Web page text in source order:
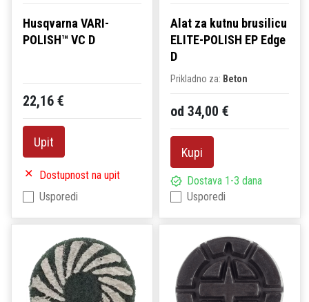
Husqvarna VARI-
POLISH™ VC D
22,16 €
Upit
Dostupnost na upit
Usporedi
Alat za kutnu brusilicu
ELITE-POLISH EP Edge
D
Prikladno za: Beton
od 34,00 €
Kupi
Dostava 1-3 dana
Usporedi